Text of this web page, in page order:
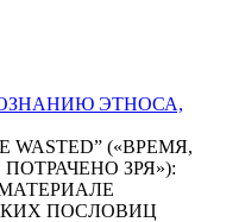
ЭТНОСА,
WASTED” («ВРЕМЯ,
ЗРЯ»):
ПОСЛОВИЦ